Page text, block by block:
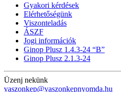
Gyakori kérdések
Elérhetőségünk
Viszonteladás
ÁSZF
Jogi információk
Ginop Plusz 1.4.3-24 “B”
Ginop Plusz 2.1.3-24
Üzenj nekünk
vaszonkep@vaszonkepnyomda.hu